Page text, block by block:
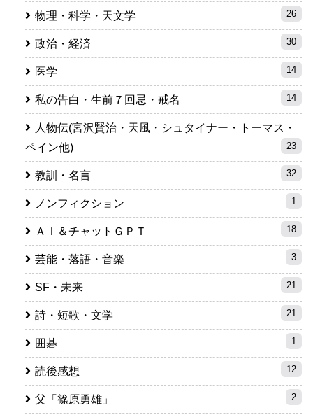
物理・科学・天文学 26
政治・経済 30
医学 14
私の告白・生前７回忌・戒名 14
人物伝(宮沢賢治・天風・シュタイナー・トーマス・
ペイン他)
23
教訓・名言 32
ノンフィクション 1
ＡＩ＆チャットＧＰＴ 18
芸能・落語・音楽 3
SF・未来 21
詩・短歌・文学 21
囲碁 1
読後感想 12
父「篠原勇雄」 2